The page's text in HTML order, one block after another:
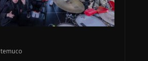
temuco